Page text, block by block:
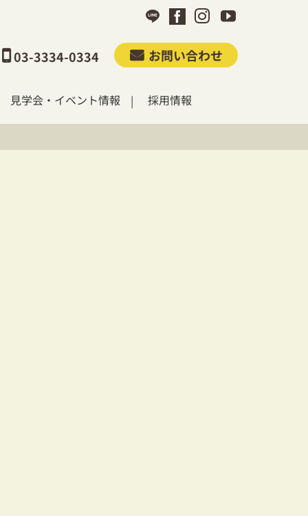
03-3334-0334 お問い合わせ
見学会・イベント情報 採用情報